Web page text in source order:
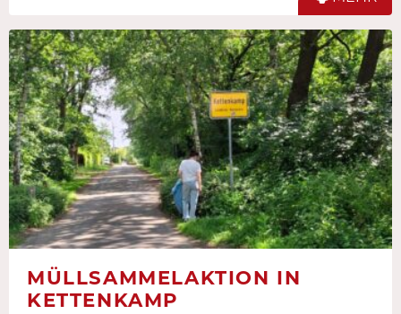
MÜLLSAMMELAKTION IN
KETTENKAMP